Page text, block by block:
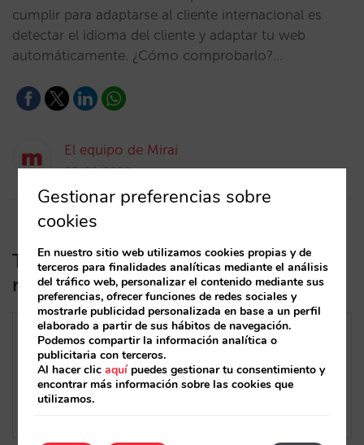
cumplir para adaptarse al cliente internacional es
detectar el idioma del cliente y adaptar tu web
automáticamente. ¿Cómo comprobarlo?…
El equipo de Mirai
08/09/2020
Tus clientes ya pueden aplazar sus
reservas. Actívalo así
Gestionar preferencias sobre
cookies
En nuestro sitio web utilizamos cookies propias y de
terceros para finalidades analíticas mediante el análisis
del tráfico web, personalizar el contenido mediante sus
preferencias, ofrecer funciones de redes sociales y
mostrarle publicidad personalizada en base a un perfil
elaborado a partir de sus hábitos de navegación.
Podemos compartir la información analítica o
publicitaria con terceros.
Al hacer clicaquípuedes gestionar tu consentimiento y
encontrar más información sobre las cookies que
utilizamos.